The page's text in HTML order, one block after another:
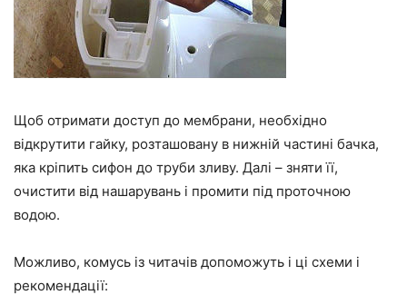
Щоб отримати доступ до мембрани, необхідно
відкрутити гайку, розташовану в нижній частині бачка,
яка кріпить сифон до труби зливу. Далі – зняти її,
очистити від нашарувань і промити під проточною
водою.
Можливо, комусь із читачів допоможуть і ці схеми і
рекомендації: